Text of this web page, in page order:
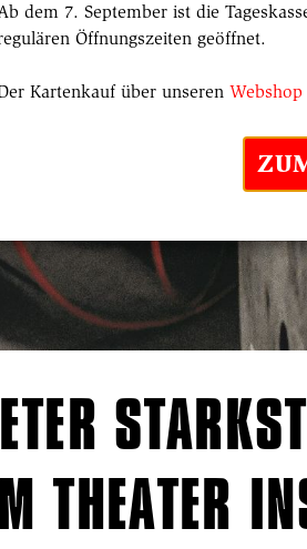
dem 7. September ist die
Öffnungszeiten geöffnet.
Kartenkauf über unseren Webshop
THEATER